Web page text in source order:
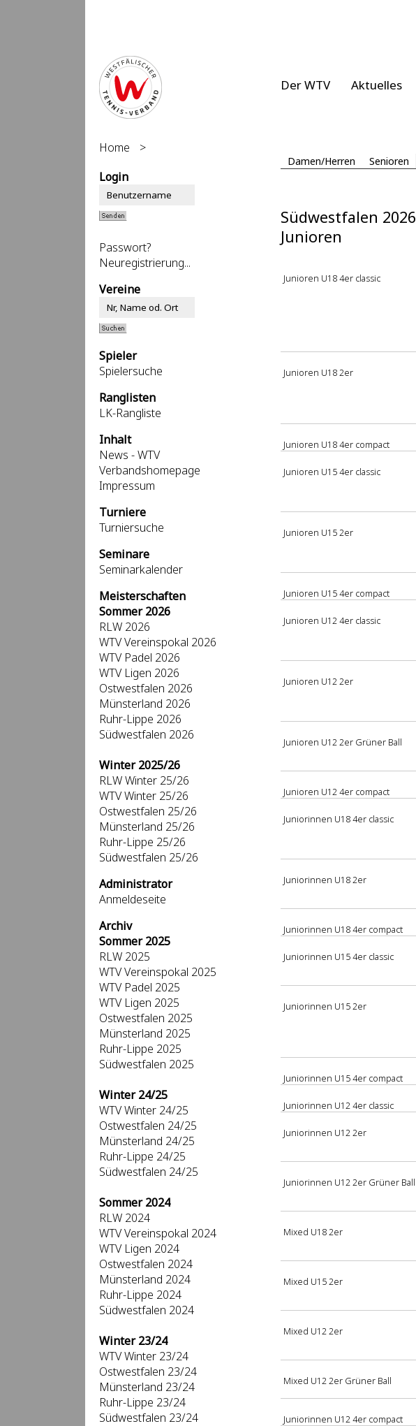
Der WTV Aktuelles
Damen/Herren Senioren
Home
>
Login
Passwort?
Neuregistrierung...
Vereine
Spieler
Spielersuche
Ranglisten
LK-Rangliste
Inhalt
News - WTV
Verbandshomepage
Impressum
Turniere
Turniersuche
Seminare
Seminarkalender
Meisterschaften
Sommer 2026
RLW 2026
WTV Vereinspokal 2026
WTV Padel 2026
WTV Ligen 2026
Ostwestfalen 2026
Münsterland 2026
Ruhr-Lippe 2026
Südwestfalen 2026
Winter 2025/26
RLW Winter 25/26
WTV Winter 25/26
Ostwestfalen 25/26
Münsterland 25/26
Ruhr-Lippe 25/26
Südwestfalen 25/26
Administrator
Anmeldeseite
Archiv
Sommer 2025
RLW 2025
WTV Vereinspokal 2025
WTV Padel 2025
WTV Ligen 2025
Ostwestfalen 2025
Münsterland 2025
Ruhr-Lippe 2025
Südwestfalen 2025
Winter 24/25
WTV Winter 24/25
Ostwestfalen 24/25
Münsterland 24/25
Ruhr-Lippe 24/25
Südwestfalen 24/25
Sommer 2024
RLW 2024
WTV Vereinspokal 2024
WTV Ligen 2024
Ostwestfalen 2024
Münsterland 2024
Ruhr-Lippe 2024
Südwestfalen 2024
Winter 23/24
WTV Winter 23/24
Ostwestfalen 23/24
Münsterland 23/24
Ruhr-Lippe 23/24
Südwestfalen 23/24
Südwestfalen 2026
Junioren
Junioren U18 4er classic
Junioren U18 2er
Junioren U18 4er compact
Junioren U15 4er classic
Junioren U15 2er
Junioren U15 4er compact
Junioren U12 4er classic
Junioren U12 2er
Junioren U12 2er Grüner Ball
Junioren U12 4er compact
Juniorinnen U18 4er classic
Juniorinnen U18 2er
Juniorinnen U18 4er compact
Juniorinnen U15 4er classic
Juniorinnen U15 2er
Juniorinnen U15 4er compact
Juniorinnen U12 4er classic
Juniorinnen U12 2er
Juniorinnen U12 2er Grüner Ball
Mixed U18 2er
Mixed U15 2er
Mixed U12 2er
Mixed U12 2er Grüner Ball
Juniorinnen U12 4er compact